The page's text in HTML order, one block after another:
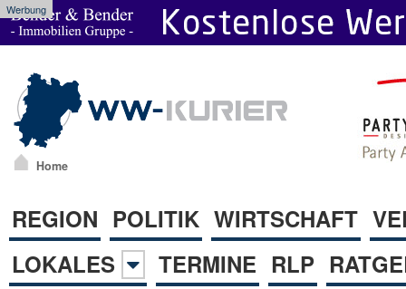
Werbung
Home
REGION POLITIK WIRTSCHAFT
LOKALES
TERMINE RLP